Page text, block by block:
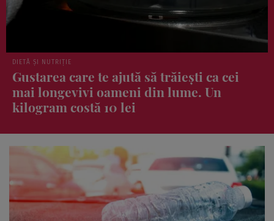
VEDETE
Reteța de brioșe cu banane și afine a
Elwirei Petre. Ce fel de unt folosește
pentru acest desert